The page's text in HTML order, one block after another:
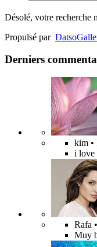
Désolé, votre recherche
Propulsé par Datso
Derniers
kim
i love
Rafa
Muy